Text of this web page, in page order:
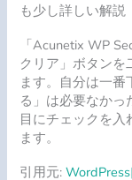
も少し詳しい解説
「Acunetix WP
クリア」ボタンを
ます。自分は一
る」は必要なか
目にチェックを入
ます。
引用元: